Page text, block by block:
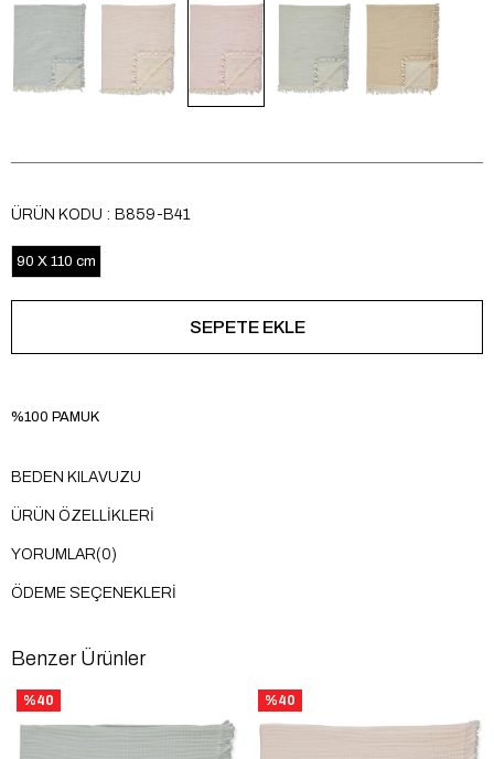
ÜRÜN KODU B859-B41
90 X 110 cm
%100 PAMUK
BEDEN KILAVUZU
ÜRÜN ÖZELLIKLERI
YORUMLAR(0)
ÖDEME SEÇENEKLERI
Benzer Ürünler
%40 %40